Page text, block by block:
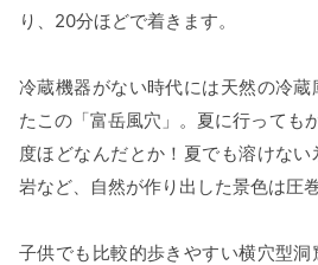
り、20分ほどで着きます。
冷蔵機器がない時代には天然の冷
たこの「富岳風穴」。夏に行っても
度ほどなんだとか！夏でも溶けな
岩など、自然が作り出した景色は圧
子供でも比較的歩きやすい横穴型